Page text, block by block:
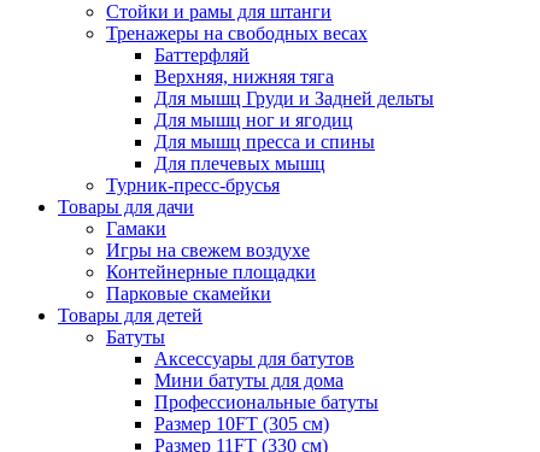
Стойки и рамы для штанги
Тренажеры на свободных весах
Баттерфляй
Верхняя, нижняя тяга
Для мышц Груди и Задней дельты
Для мышц ног и ягодиц
Для мышц пресса и спины
Для плечевых мышц
Турник-пресс-брусья
Товары для дачи
Гамаки
Игры на свежем воздухе
Контейнерные площадки
Парковые скамейки
Товары для детей
Батуты
Аксессуары для батутов
Мини батуты для дома
Профессиональные батуты
Размер 10FT (305 см)
Размер 11FT (330 см)